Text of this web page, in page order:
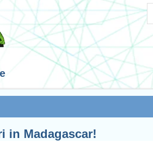
in Madagascar!